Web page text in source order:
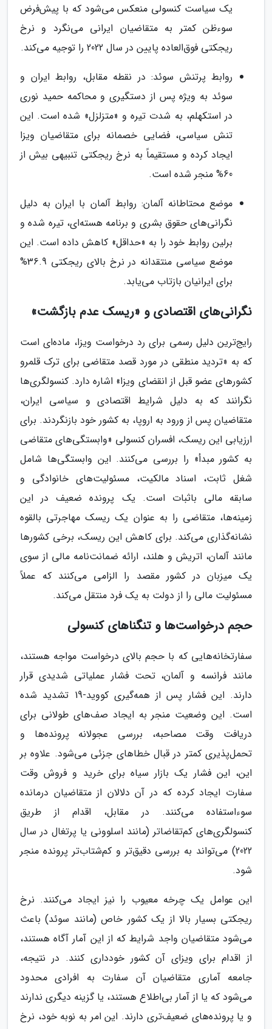
یک سیاست کنسولی منعکس می‌شود که با پیش‌فرض
سوءظن کمتر به متقاضیان ایرانی می‌نگرد و نرخ
ریجکتی فوق‌العاده پایین در سال 2022 را توجیه می‌کند.
روابط پرتنش سوئد: در نقطه مقابل، روابط ایران و
سوئد به ویژه پس از دستگیری و محاکمه حمید نوری
در استکهلم، به شدت تیره و «متزلزل» شده است. این
تنش سیاسی، فضایی خصمانه برای متقاضیان ویزا
ایجاد کرده و مستقیماً به نرخ ریجکتی تنبیهی بیش از
60% منجر شده است.
موضع محتاطانه آلمان: روابط آلمان با ایران به دلیل
نگرانی‌های حقوق بشری و برنامه هسته‌ای، تیره شده و
برلین روابط خود را به «حداقل» کاهش داده است. این
موضع سیاسی منتقدانه در نرخ بالای ریجکتی 36.9%
برای ایرانیان بازتاب می‌یابد.
نگرانی‌های اقتصادی و «ریسک عدم بازگشت»
رایج‌ترین دلیل رسمی برای رد درخواست ویزا، ماده‌ای است
که به «تردید منطقی در مورد قصد متقاضی برای ترک قلمرو
کشورهای عضو قبل از انقضای ویزا» اشاره دارد. کنسولگری‌ها
نگرانند که به دلیل شرایط اقتصادی و سیاسی ایران،
متقاضیان پس از ورود به اروپا، به کشور خود بازنگردند. برای
ارزیابی این ریسک، افسران کنسولی «وابستگی‌های متقاضی
به کشور مبدأ» را بررسی می‌کنند. این وابستگی‌ها شامل
شغل ثابت، اسناد مالکیت، مسئولیت‌های خانوادگی و
سابقه مالی باثبات است. یک پرونده ضعیف در این
زمینه‌ها، متقاضی را به عنوان یک ریسک مهاجرتی بالقوه
نشانه‌گذاری می‌کند. برای کاهش این ریسک، برخی کشورها
مانند آلمان، اتریش و هلند، ارائه ضمانت‌نامه مالی از سوی
یک میزبان در کشور مقصد را الزامی می‌کنند که عملاً
مسئولیت مالی را از دولت به یک فرد منتقل می‌کند.
حجم درخواست‌ها و تنگناهای کنسولی
سفارتخانه‌هایی که با حجم بالای درخواست مواجه هستند،
مانند فرانسه و آلمان، تحت فشار عملیاتی شدیدی قرار
دارند. این فشار پس از همه‌گیری کووید-19 تشدید شده
است. این وضعیت منجر به ایجاد صف‌های طولانی برای
دریافت وقت مصاحبه، بررسی عجولانه پرونده‌ها و
تحمل‌پذیری کمتر در قبال خطاهای جزئی می‌شود. علاوه بر
این، این فشار یک بازار سیاه برای خرید و فروش وقت
سفارت ایجاد کرده که در آن دلالان از متقاضیان درمانده
سوءاستفاده می‌کنند. در مقابل، اقدام از طریق
کنسولگری‌های کم‌تقاضاتر (مانند اسلوونی یا پرتغال در سال
2022) می‌تواند به بررسی دقیق‌تر و کم‌شتاب‌تر پرونده منجر
شود.
این عوامل یک چرخه معیوب را نیز ایجاد می‌کنند. نرخ
ریجکتی بسیار بالا از یک کشور خاص (مانند سوئد) باعث
می‌شود متقاضیان واجد شرایط که از این آمار آگاه هستند،
از اقدام برای ویزای آن کشور خودداری کنند. در نتیجه،
جامعه آماری متقاضیان آن سفارت به افرادی محدود
می‌شود که یا از آمار بی‌اطلاع هستند، یا گزینه‌ دیگری ندارند
و یا پرونده‌های ضعیف‌تری دارند. این امر به نوبه خود، نرخ